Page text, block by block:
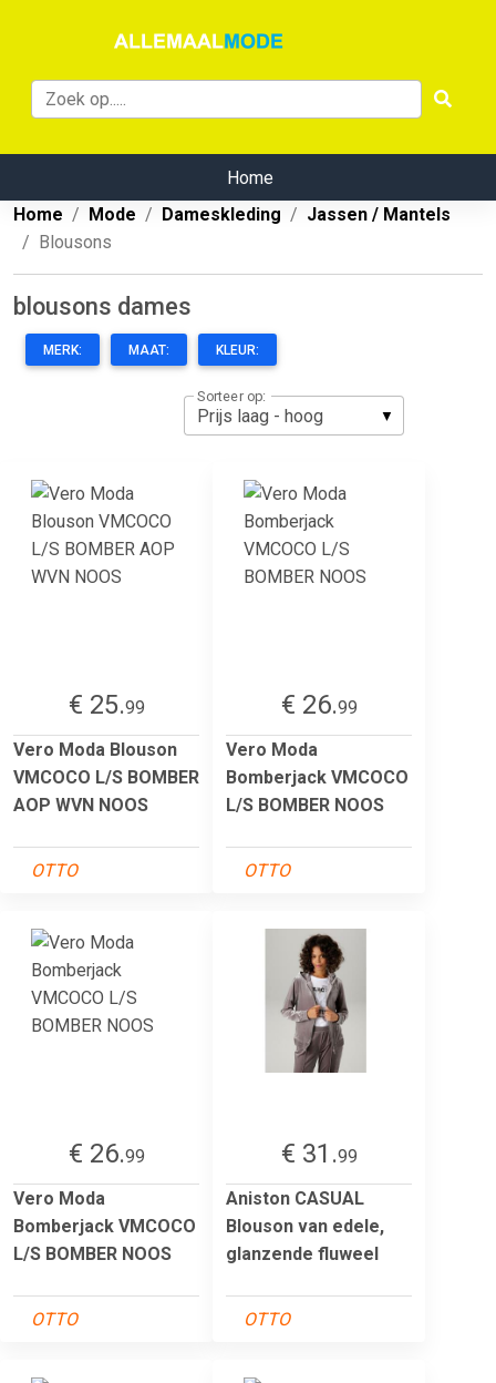
Home
Home
Mode Dameskleding
Jassen / Mantels
Blousons
blousons dames
MERK: MAAT: KLEUR:
Sorteer op:
€ 25.99
Vero Moda Blouson
VMCOCO L/S BOMBER
AOP WVN NOOS
OTTO
€ 26.99
Vero Moda
Bomberjack VMCOCO
L/S BOMBER NOOS
OTTO
€ 26.99
Vero Moda
Bomberjack VMCOCO
L/S BOMBER NOOS
OTTO
€ 31.99
Aniston CASUAL
Blouson van edele,
glanzende fluweel
OTTO